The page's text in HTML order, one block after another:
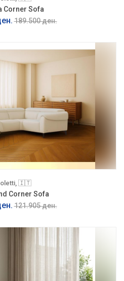
Corner Sofa
189.500 ден.
🇮🇹
Corner Sofa
121.905 ден.